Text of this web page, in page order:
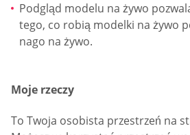
Podgląd modelu na żywo
tego, co robią modelki na żywo
nago na żywo.
Moje rzeczy
To Twoja osobista przestrzeń na